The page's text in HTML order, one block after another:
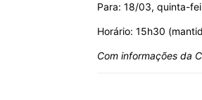
Para: 18/03, quinta-
Horário: 15h30
Com informações da